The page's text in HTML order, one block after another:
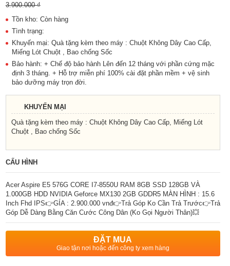
3.900.000 ₫
Tồn kho: Còn hàng
Tình trạng:
Khuyến mại: Quà tặng kèm theo máy : Chuột Không Dây Cao Cấp,
Miếng Lót Chuột , Bao chống Sốc
Bảo hành: + Chế độ bảo hành Lên đến 12 tháng với phần cứng mặc
định 3 tháng. + Hỗ trợ miễn phí 100% cài đặt phần mềm + vệ sinh
bảo dưỡng máy trọn đời.
KHUYẾN MẠI
Quà tặng kèm theo máy : Chuột Không Dây Cao Cấp, Miếng Lót
Chuột , Bao chống Sốc
CẤU HÌNH
Acer Aspire E5 576G CORE I7-8550U RAM 8GB SSD 128GB VÀ
1.000GB HDD NVIDIA Geforce MX130 2GB GDDR5 MÀN HÌNH : 15.6
Inch Fhd IPS👉GÍA : 2.900.000 vnđ👉Trả Góp Ko Cần Trả Trước👉Trả
Góp Dễ Dàng Bằng Căn Cước Công Dân (Ko Gọi Người Thân)💥
ĐẶT MUA
Giao tận nơi hoặc đến công ty xem hàng